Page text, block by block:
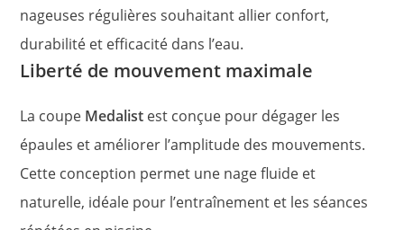
nageuses régulières souhaitant allier confort,
durabilité et efficacité dans l’eau.
Liberté de mouvement maximale
La coupe Medalist est conçue pour dégager les
épaules et améliorer l’amplitude des mouvements.
Cette conception permet une nage fluide et
naturelle, idéale pour l’entraînement et les séances